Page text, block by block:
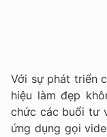
Với sự phát triển
hiệu làm đẹp
chức các buổi tư
ứng dụng gọi